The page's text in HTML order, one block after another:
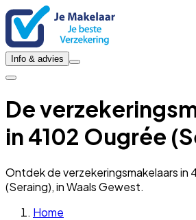
Info & advies
De
in 4102 Ougrée
Ontdek de verzekeringsmakelaars in
(Seraing), in Waals Gewest.
Home